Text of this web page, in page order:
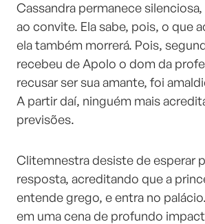
Cassandra permanece
ao convite. Ela sabe, pois, o que
ela também morrerá. Pois,
recebeu de Apolo o dom da
recusar ser sua amante, foi
A partir daí, ninguém mais
previsões.
Clitemnestra desiste de esperar
resposta, acreditando que a
entende grego, e entra no
em uma cena de profundo